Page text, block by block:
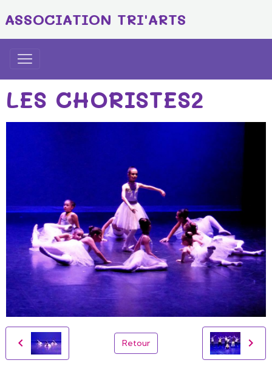
ASSOCIATION TRI'ARTS
LES CHORISTES2
Retour